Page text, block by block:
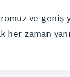
ve
zaman